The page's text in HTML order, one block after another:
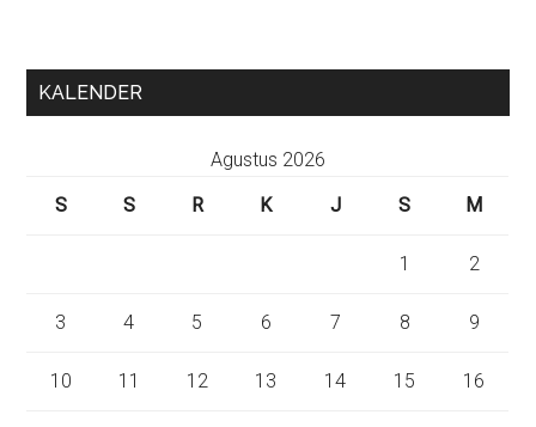
KALENDER
Agustus 2026
S
S R K J S M
1 2
3 4 5 6 7 8 9
10 11 12 13 14 15 16